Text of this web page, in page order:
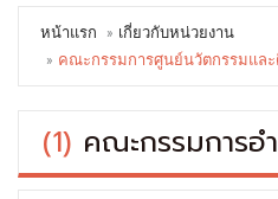
หน้าแรก
เกี่ยวกับหน่วยงาน
คณะกรรมการศูนย์นวัตกรรมและ
(1) คณะกรรมการอ